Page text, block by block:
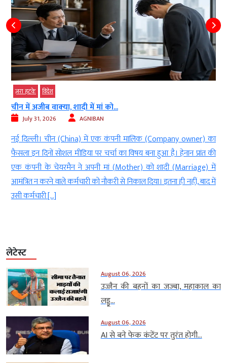
ज़रा हटके विदेश
चीन में अजीब वाक्‍या, शादी में मां को...
July 31, 2026 AGNIBAN
नई दिल्ली। चीन (China) में एक कंपनी मालिक (Company owner) का
फैसला इन दिनों सोशल मीडिया पर चर्चा का विषय बना हुआ है। हेनान प्रांत की
एक कंपनी के चेयरमैन ने अपनी मां (Mother) को शादी (Marriage) में
आमंत्रित न करने वाले कर्मचारी को नौकरी से निकाल दिया। इतना ही नहीं, बाद में
उसी कर्मचारी […]
लेटेस्ट
August 06, 2026
उज्जैन की बहनों का जज्बा, महाकाल का
लड्डू...
August 06, 2026
AI से बने फेक कंटेंट पर तुरंत होगी...